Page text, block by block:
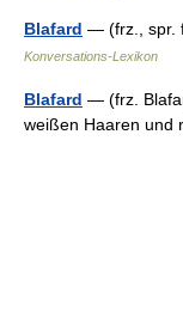
Blafard — (frz., spr.
Konversations-Lexikon
Blafard — (frz.
weißen Haaren